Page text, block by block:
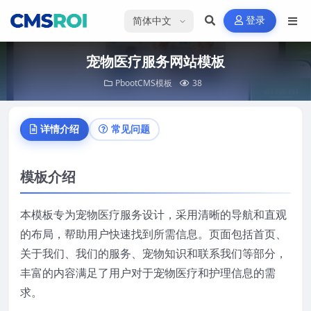
选择语言 登录
宠物医疗服务网站模板
PbootCMS模板 38
详情介绍 常见问题
模板介绍
本模板专为宠物医疗服务设计，采用清晰的导航和直观
的布局，帮助用户快速找到所需信息。页面包括首页、
关于我们、我们的服务、宠物知识和联系我们等部分，
丰富的内容满足了用户对于宠物医疗和护理信息的需
求。